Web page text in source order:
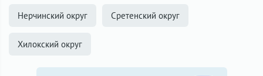
Нерчинский округ Сретенский округ
Хилокский округ